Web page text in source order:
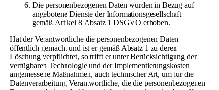
Die personenbezogenen Daten wurden in Bezug auf
angebotene Dienste der Informationsgesellschaft
gemäß Artikel 8 Absatz 1 DSGVO erhoben.
Hat der Verantwortliche die personenbezogenen Daten
öffentlich gemacht und ist er gemäß Absatz 1 zu deren
Löschung verpflichtet, so trifft er unter Berücksichtigung der
verfügbaren Technologie und der Implementierungskosten
angemessene Maßnahmen, auch technischer Art, um für die
Datenverarbeitung Verantwortliche, die die personenbezogenen